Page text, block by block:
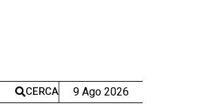
CERCA 9 Ago 2026